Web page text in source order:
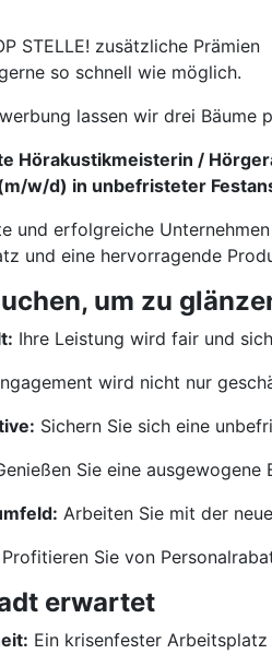
STELLE! zusätzliche Prämien
so schnell wie möglich.
lassen wir drei Bäume
Hörakustikmeisterin /
w/d) in unbefristeter
und erfolgreiche
und eine hervorragende
um zu
Ihre Leistung wird fair und
wird nicht nur
Sichern Sie sich eine
Sie eine
Arbeiten Sie mit der
Profitieren Sie von
erwartet
Ein krisenfester